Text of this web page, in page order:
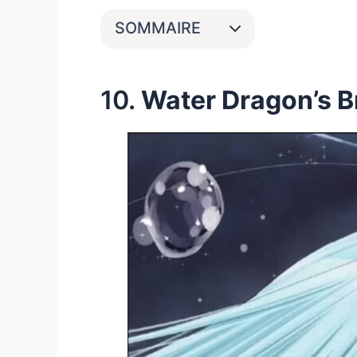
SOMMAIRE
10. Water Dragon’s